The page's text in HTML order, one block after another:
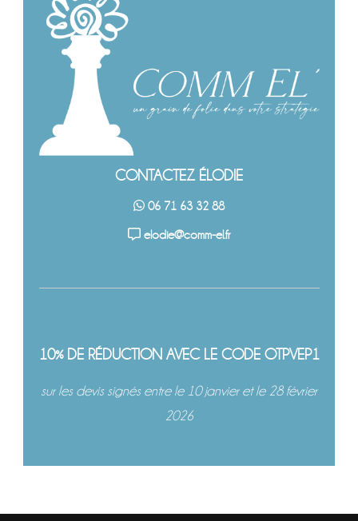
CONTACTEZ ÉLODIE
06 71 63 32 88
elodie@comm-el.fr
10% DE RÉDUCTION AVEC LE CODE OTPVEP1
sur les devis signés entre le 10 janvier et le 28 février
2026